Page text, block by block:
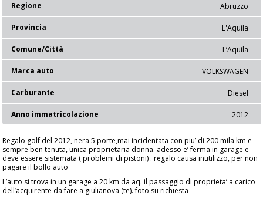
Abruzzo
Regione
L'Aquila
Provincia
L’Aquila
Comune/Città
VOLKSWAGEN
Marca auto
Diesel
Carburante
2012
Anno immatricolazione
Regalo golf del 2012, nera 5 porte,mai incidentata con piu’ di 200 mila km e
sempre ben tenuta, unica proprietaria donna. adesso e’ ferma in garage e
deve essere sistemata ( problemi di pistoni) . regalo causa inutilizzo, per non
pagare il bollo auto
L’auto si trova in un garage a 20 km da aq. il passaggio di proprieta’ a carico
dell’acquirente da fare a giulianova (te). foto su richiesta